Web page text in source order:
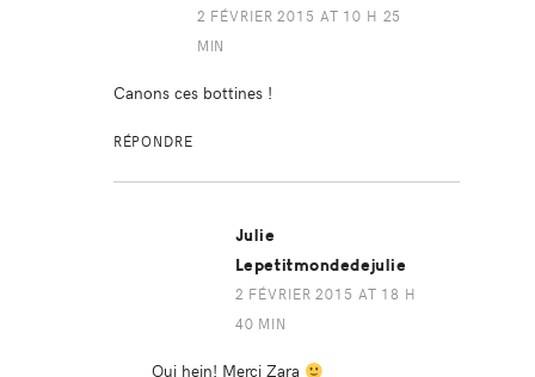
2 FÉVRIER 2015 AT 10 H 25
MIN
Canons ces bottines !
RÉPONDRE
Julie
Lepetitmondedejulie
2 FÉVRIER 2015 AT 18 H
40 MIN
Oui hein! Merci Zara